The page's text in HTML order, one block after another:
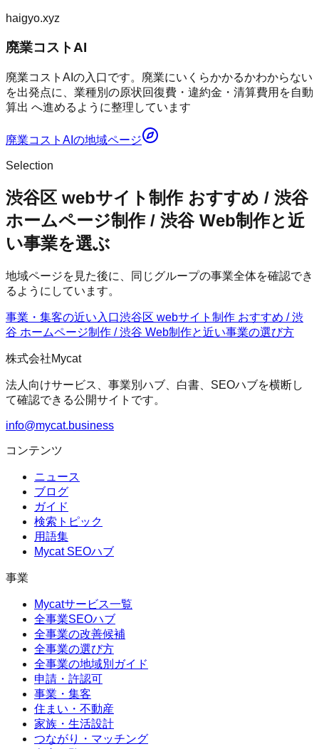
haigyo.xyz
廃業コストAI
廃業コストAIの入口です。廃業にいくらかかるかわからない
を出発点に、業種別の原状回復費・違約金・清算費用を自動
算出 へ進めるように整理しています
廃業コストAI の地域ページ
Selection
渋谷区 webサイト制作 おすすめ / 渋谷
ホームページ制作 / 渋谷 Web制作と近
い事業を選ぶ
地域ページを見た後に、同じグループの事業全体を確認でき
るようにしています。
事業・集客の近い入口渋谷区 webサイト制作 おすすめ / 渋
谷 ホームページ制作 / 渋谷 Web制作と近い事業の選び方
株式会社Mycat
法人向けサービス、事業別ハブ、白書、SEOハブを横断し
て確認できる公開サイトです。
info@mycat.business
コンテンツ
ニュース
ブログ
ガイド
検索トピック
用語集
Mycat SEOハブ
事業
Mycatサービス一覧
全事業SEOハブ
全事業の改善候補
全事業の選び方
全事業の地域別ガイド
申請・許認可
事業・集客
住まい・不動産
家族・生活設計
つながり・マッチング